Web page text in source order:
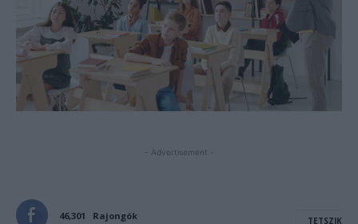
- Advertisement -
46,301 Rajongók TETSZIK